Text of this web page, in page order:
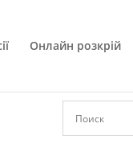
Онлайн розкрій